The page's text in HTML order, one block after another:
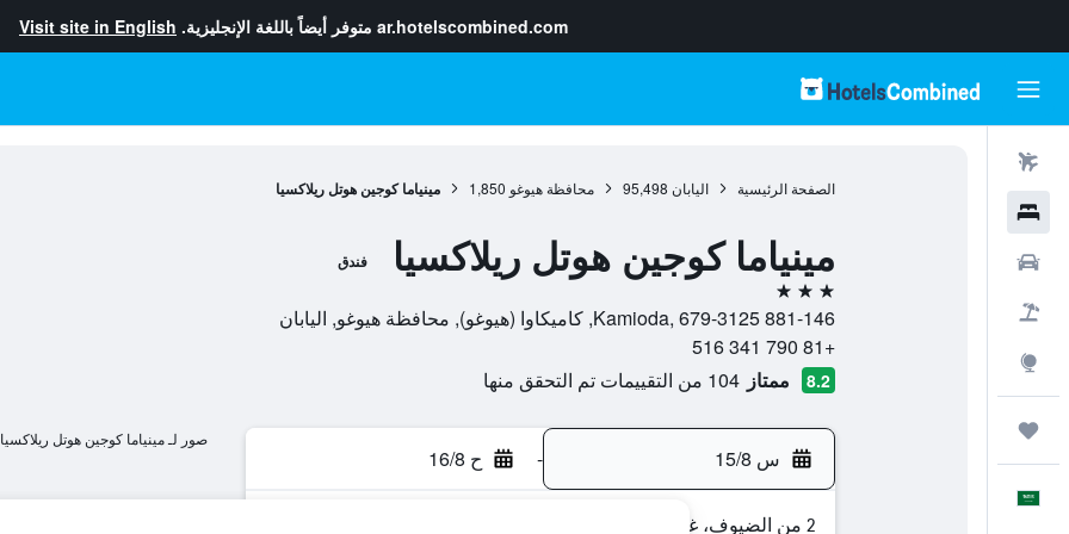
ar.hotelscombined.com متوفر أيضاً باللغة الإنجليزية. Visit site in English
الصفحة الرئيسية اليابان 95,498 محافظة هيوغو 1,850 مينياما كوجين هوتل ريلاكسيا
مينياما كوجين هوتل ريلاكسيا فندق
3 نجوم
881-146 Kamioda, 679-3125, كاميكاوا (هيوغو), محافظة هيوغو, اليابان
+81 790 341 516
8.2 ممتاز 104 من التقييمات تم التحقق منها
س 15/8 - ح 16/8
2 من الضيوف، غرفة واحدة
صور لـ مينياما كوجين هوتل ريلاكسيا